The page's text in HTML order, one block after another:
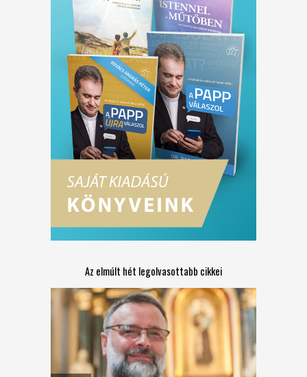
Az elmúlt hét legolvasottabb cikkei